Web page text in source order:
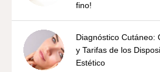
fino!
Diagnóstico Cutáneo:
y Tarifas de los
Estético